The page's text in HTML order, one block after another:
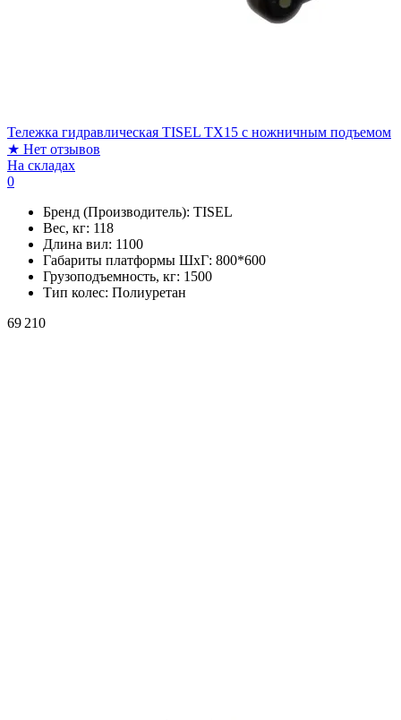
Тележка гидравлическая TISEL TX15 c ножничным подъемом
★ Нет отзывов
На складах
0
Бренд (Производитель): TISEL
Вес, кг: 118
Длина вил: 1100
Габариты платформы ШxГ: 800*600
Грузоподъемность, кг: 1500
Тип колес: Полиуретан
69 210